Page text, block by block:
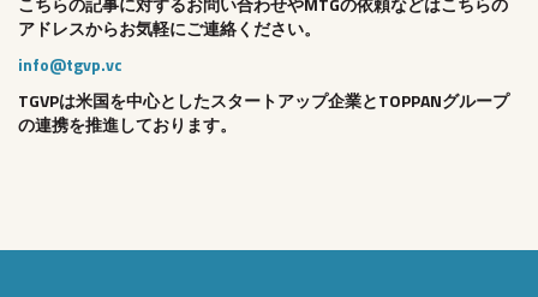
アドレスからお気軽にご連絡ください。
info@tgvp.vc
TGVPは米国を中心としたスタートアップ企業とTOPPANグループ
の連携を推進しております。